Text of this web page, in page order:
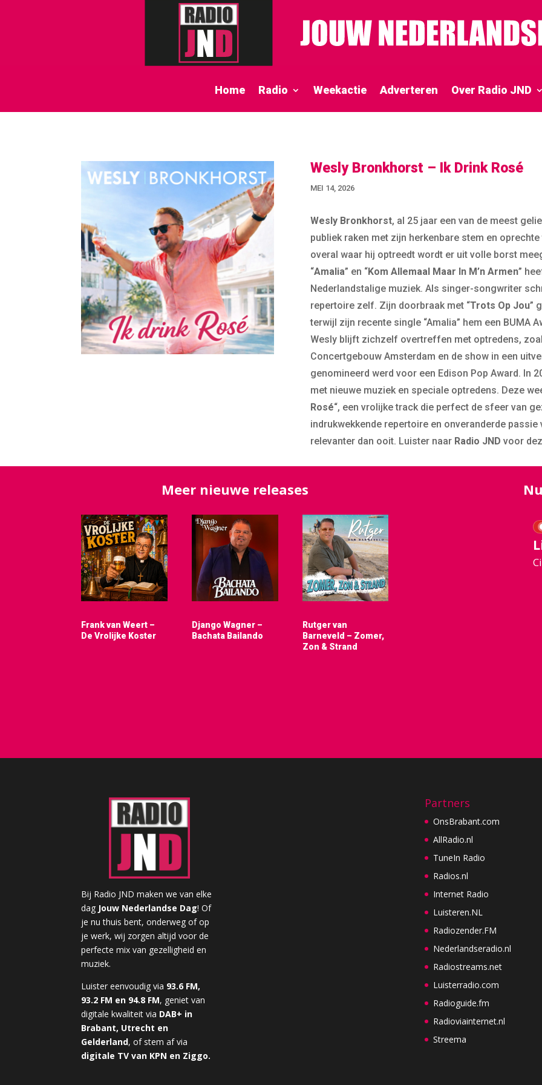
Home Radio Weekactie Adverteren Over Radio JND
Wesly Bronkhorst – Ik Drink Rosé
MEI 14, 2026
Wesly Bronkhorst, al 25 jaar een van de meest
publiek raken met zijn herkenbare stem en
overal waar hij optreedt wordt er uit volle borst
“Amalia” en “Kom Allemaal Maar In M’n Armen”
Nederlandstalige muziek. Als singer-songwriter
repertoire zelf. Zijn doorbraak met “Trots Op Jou”
terwijl zijn recente single “Amalia” hem een BUMA
Wesly blijft zichzelf overtreffen met optredens,
Concertgebouw Amsterdam en de show in een
genomineerd werd voor een Edison Pop Award. In
met nieuwe muziek en speciale optredens. Deze
Rosé“, een vrolijke track die perfect de sfeer van
indrukwekkende repertoire en onveranderde passie
relevanter dan ooit. Luister naar Radio JND voor
Meer nieuwe releases
Frank van Weert –
De Vrolijke Koster
Django Wagner –
Bachata Bailando
Rutger van
Barneveld – Zomer,
Zon & Strand
Bij Radio JND maken we van elke
dag Jouw Nederlandse Dag! Of
je nu thuis bent, onderweg of op
je werk, wij zorgen altijd voor de
perfecte mix van gezelligheid en
muziek.
Luister eenvoudig via 93.6 FM,
93.2 FM en 94.8 FM, geniet van
digitale kwaliteit via DAB+ in
Brabant, Utrecht en
Gelderland, of stem af via
digitale TV van KPN en Ziggo.
Partners
OnsBrabant.com
AllRadio.nl
TuneIn Radio
Radios.nl
Internet Radio
Luisteren.NL
Radiozender.FM
Nederlandseradio.nl
Radiostreams.net
Luisterradio.com
Radioguide.fm
Radioviainternet.nl
Streema